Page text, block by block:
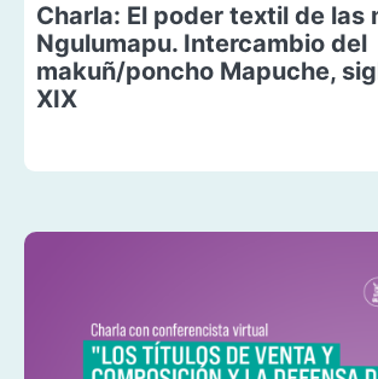
Charla: El poder textil de las
Ngulumapu. Intercambio del
makuñ/poncho Mapuche,
XIX